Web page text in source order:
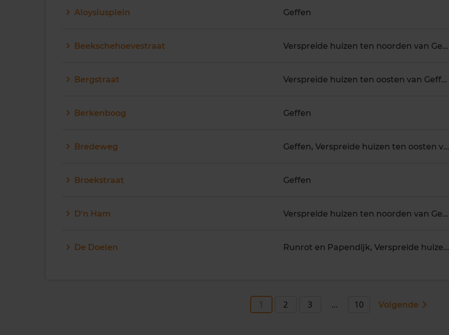
Aloysiusplein Geffen
Beekschehoevestraat Verspreide huizen ten noorden van Geffen
Bergstraat Verspreide huizen ten oosten van Geffen
Berkenboog Geffen
Bredeweg Geffen, Verspreide huizen ten oosten van Geffen
Broekstraat Geffen
D'n Ham Verspreide huizen ten noorden van Geffen
De Doelen Runrot en Papendijk, Verspreide huizen ten oosten van Geffen
1 2 3 ... 10 Volgende